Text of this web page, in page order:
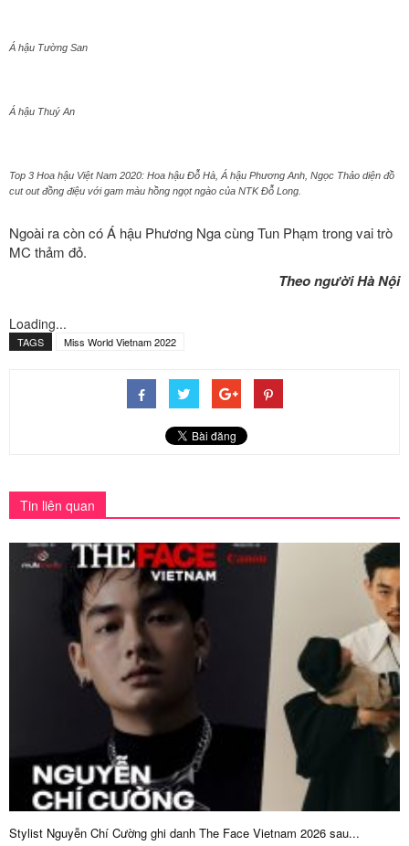
Á hậu Tường San
Á hậu Thuý An
Top 3 Hoa hậu Việt Nam 2020: Hoa hậu Đỗ Hà, Á hậu Phương Anh, Ngọc Thảo diện đồ
cut out đồng điệu với gam màu hồng ngọt ngào của NTK Đỗ Long.
Ngoài ra còn có Á hậu Phương Nga cùng Tun Phạm trong vai trò
MC thảm đỏ.
Theo người Hà Nội
Loading...
TAGS Miss World Vietnam 2022
Tin liên quan
Stylist Nguyễn Chí Cường ghi danh The Face Vietnam 2026 sau...